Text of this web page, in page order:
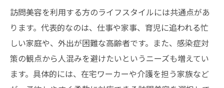
訪問美容を利用する方のライフスタイルには共通点があ
ります。代表的なのは、仕事や家事、育児に追われる忙
しい家庭や、外出が困難な高齢者です。また、感染症対
策の観点から人混みを避けたいというニーズも増えてい
ます。具体的には、在宅ワーカーや介護を担う家族など